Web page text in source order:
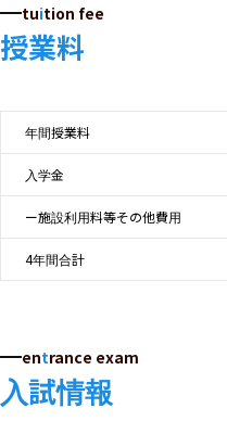
tuition fee
授業料
年間授業料
入学金
ー施設利用料等その他費用
4年間合計
entrance exam
入試情報